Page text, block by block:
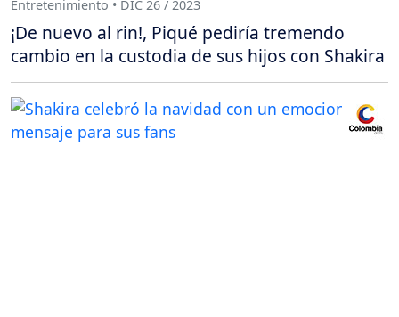
Entretenimiento • DIC 26 / 2023
¡De nuevo al rin!, Piqué pediría tremendo
cambio en la custodia de sus hijos con Shakira